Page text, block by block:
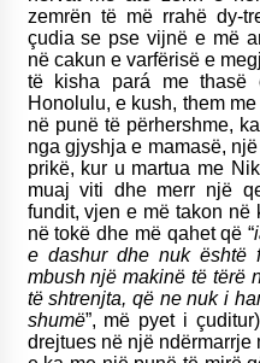
zemrën të më rrahë dy-
çudia se pse vijnë e më
në cakun e varfërisë e
të kisha pará me
Honolulu, e kush, them
në punë të përhershme,
nga gjyshja e mamasë,
prikë, kur u martua me
muaj viti dhe merr një
fundit, vjen e më takon në
në tokë dhe më qahet që “
e dashur dhe nuk është
mbush një makinë të tërë
të shtrenjta, që ne nuk i
shumë”, më pyet i
drejtues në një ndërmarrje